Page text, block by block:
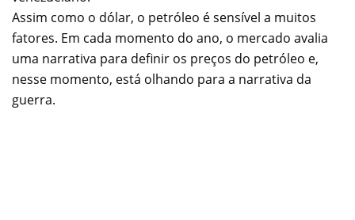
Assim como o dólar, o petróleo é sensível a muitos
fatores. Em cada momento do ano, o mercado avalia
uma narrativa para definir os preços do petróleo e,
nesse momento, está olhando para a narrativa da
guerra.